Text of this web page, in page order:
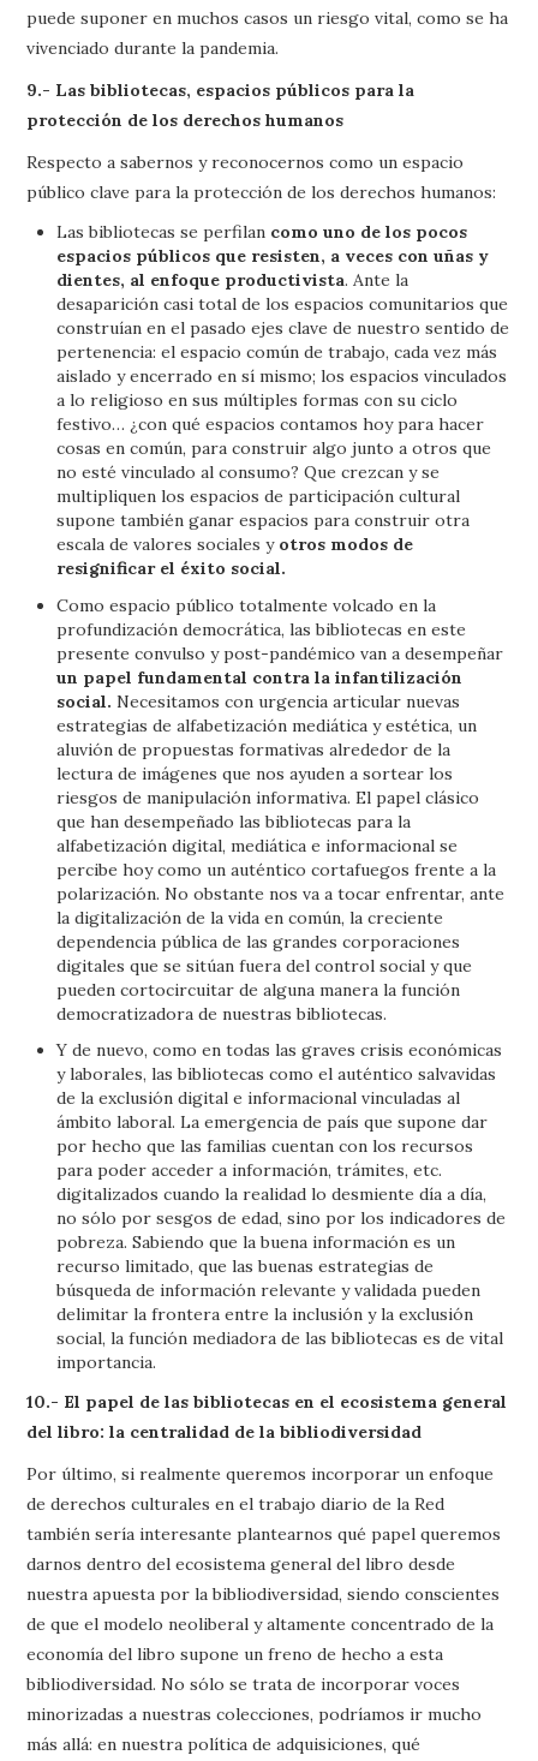
puede suponer en muchos casos un riesgo vital, como se ha
vivenciado durante la pandemia.
9.- Las bibliotecas, espacios públicos para la
protección de los derechos humanos
Respecto a sabernos y reconocernos como un espacio
público clave para la protección de los derechos humanos:
Las bibliotecas se perfilan como uno de los pocos
espacios públicos que resisten, a veces con uñas y
dientes, al enfoque productivista. Ante la
desaparición casi total de los espacios comunitarios que
construían en el pasado ejes clave de nuestro sentido de
pertenencia: el espacio común de trabajo, cada vez más
aislado y encerrado en sí mismo; los espacios vinculados
a lo religioso en sus múltiples formas con su ciclo
festivo… ¿con qué espacios contamos hoy para hacer
cosas en común, para construir algo junto a otros que
no esté vinculado al consumo? Que crezcan y se
multipliquen los espacios de participación cultural
supone también ganar espacios para construir otra
escala de valores sociales y otros modos de
resignificar el éxito social.
Como espacio público totalmente volcado en la
profundización democrática, las bibliotecas en este
presente convulso y post-pandémico van a desempeñar
un papel fundamental contra la infantilización
social. Necesitamos con urgencia articular nuevas
estrategias de alfabetización mediática y estética, un
aluvión de propuestas formativas alrededor de la
lectura de imágenes que nos ayuden a sortear los
riesgos de manipulación informativa. El papel clásico
que han desempeñado las bibliotecas para la
alfabetización digital, mediática e informacional se
percibe hoy como un auténtico cortafuegos frente a la
polarización. No obstante nos va a tocar enfrentar, ante
la digitalización de la vida en común, la creciente
dependencia pública de las grandes corporaciones
digitales que se sitúan fuera del control social y que
pueden cortocircuitar de alguna manera la función
democratizadora de nuestras bibliotecas.
Y de nuevo, como en todas las graves crisis económicas
y laborales, las bibliotecas como el auténtico salvavidas
de la exclusión digital e informacional vinculadas al
ámbito laboral. La emergencia de país que supone dar
por hecho que las familias cuentan con los recursos
para poder acceder a información, trámites, etc.
digitalizados cuando la realidad lo desmiente día a día,
no sólo por sesgos de edad, sino por los indicadores de
pobreza. Sabiendo que la buena información es un
recurso limitado, que las buenas estrategias de
búsqueda de información relevante y validada pueden
delimitar la frontera entre la inclusión y la exclusión
social, la función mediadora de las bibliotecas es de vital
importancia.
10.- El papel de las bibliotecas en el ecosistema general
del libro: la centralidad de la bibliodiversidad
Por último, si realmente queremos incorporar un enfoque
de derechos culturales en el trabajo diario de la Red
también sería interesante plantearnos qué papel queremos
darnos dentro del ecosistema general del libro desde
nuestra apuesta por la bibliodiversidad, siendo conscientes
de que el modelo neoliberal y altamente concentrado de la
economía del libro supone un freno de hecho a esta
bibliodiversidad. No sólo se trata de incorporar voces
minorizadas a nuestras colecciones, podríamos ir mucho
más allá: en nuestra política de adquisiciones, qué